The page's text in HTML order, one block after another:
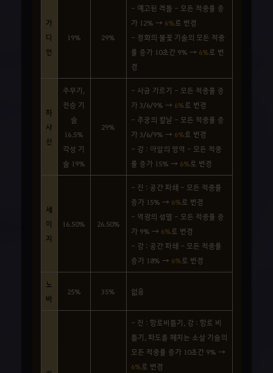
가
디
언
19% 29%
- 예고된 격돌 - 모든 적중률 증
가 12% → 6%로 변경
- 정화의 불꽃 기술의 모든 적중
률 증가 10초간 9% → 6%로 변
경
하
사
신
주무기,
전승 기
술
16.5%
각성 기
술 19%
29%
- 사금 가르기 - 모든 적중률 증
가 3/6/9% → 6%로 변경
- 추궁의 칼날 - 모든 적중률 증
가 3/6/9% → 6%로 변경
- 강 : 아알의 영역 - 모든 적중
률 증가 15% → 6%로 변경
세
이
지
16.50% 26.50%
- 진 : 공간 파쇄 - 모든 적중률
증가 15% → 6%로 변경
- 역광의 섬멸 - 모든 적중률 증
가 9% → 6%로 변경
- 강 : 공간 파쇄 - 모든 적중률
증가 18% → 6%로 변경
노
바
25% 35% 없음
- 진 : 항로비틀기, 강 : 항로 비
틀기, 파도를 헤치는 소살 기술의
모든 적중률 증가 10초간 9% →
6%로 변경